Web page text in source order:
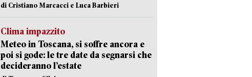
di Cristiano Marcacci e Luca Barbieri
Clima impazzito
Meteo in Toscana, si soffre ancora e
poi si gode: le tre date da segnarsi che
decideranno l’estate